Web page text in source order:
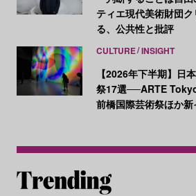
ティエ現代美術財団
る、公共性と批評
CULTURE INSIGHT
【2026年下半期】日
祭17選──ARTE
前橋国際芸術祭ほか